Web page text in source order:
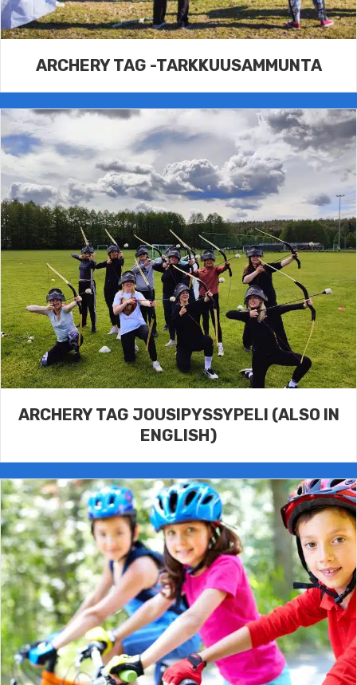
ARCHERY TAG -TARKKUUSAMMUNTA
ARCHERY TAG JOUSIPYSSYPELI (ALSO IN
ENGLISH)